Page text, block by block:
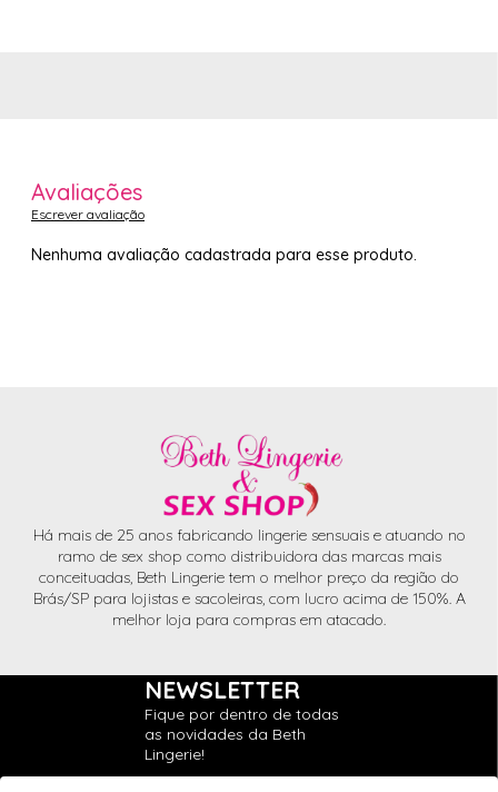
Avaliações
Escrever avaliação
Nenhuma avaliação cadastrada para esse produto.
Há mais de 25 anos fabricando lingerie sensuais e atuando no
ramo de sex shop como distribuidora das marcas mais
conceituadas, Beth Lingerie tem o melhor preço da região do
Brás/SP para lojistas e sacoleiras, com lucro acima de 150%. A
melhor loja para compras em atacado.
NEWSLETTER
Fique por dentro de todas
as novidades da Beth
Lingerie!